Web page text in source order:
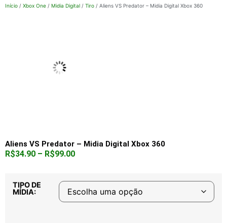
Início / Xbox One / Midia Digital / Tiro / Aliens VS Predator – Midia Digital Xbox 360
Aliens VS Predator – Midia Digital Xbox 360
R$34.90 – R$99.00
TIPO DE
MÍDIA: